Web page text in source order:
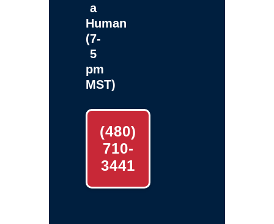
a
Human
(7-
5
pm
MST)
(480)
710-
3441